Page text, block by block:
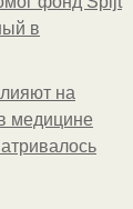
в
на
медицине